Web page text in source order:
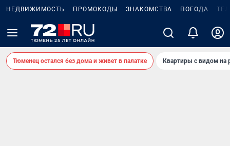
НЕДВИЖИМОСТЬ ПРОМОКОДЫ ЗНАКОМСТВА ПОГОДА
Тюменец остался без дома и живет в палатке Квартиры с видом на